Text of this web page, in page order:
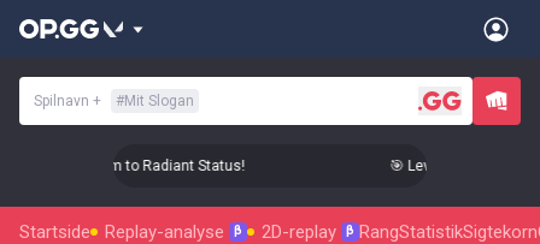
Spilnavn + #Mit Slogan
Up Your Aim to Radiant Status! 🎯 Level Up Your Aim
Startside Replay-analyse β 2D-replay β RangStatistikSigtekorn